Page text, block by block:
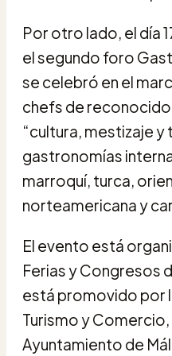
Por otro lado, el día
el segundo foro
se celebró en el
chefs de
“cultura, mestizaje y
gastronomías
marroquí, turca,
norteamericana y
El evento está
Ferias y Congresos
está promovido por
Turismo y Comercio,
Ayuntamiento de